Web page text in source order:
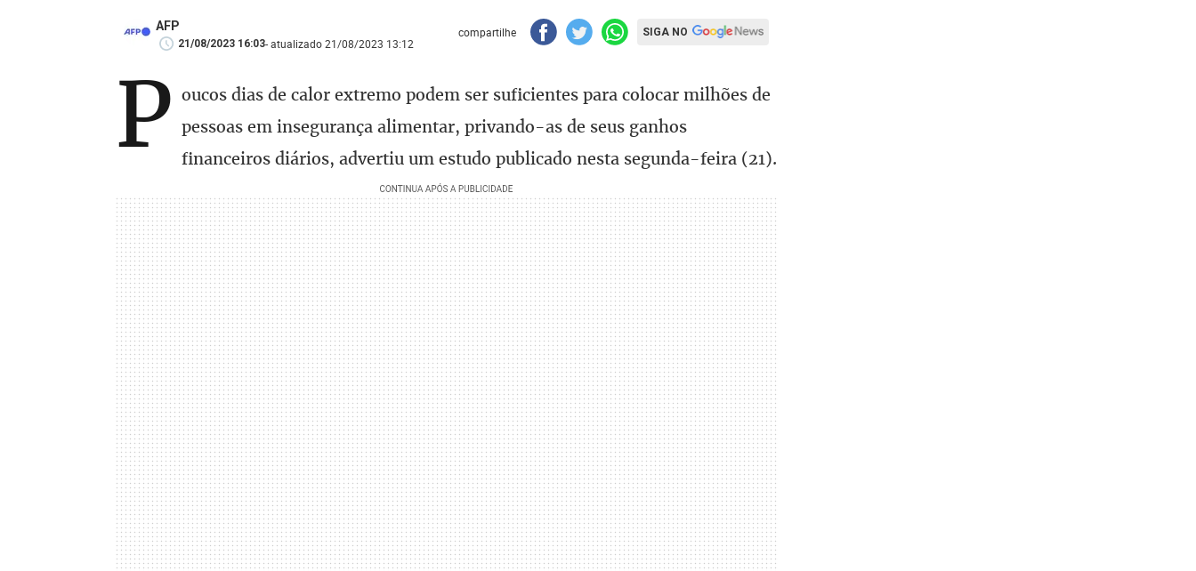
AFP
21/08/2023 16:03- atualizado 21/08/2023 13:12
compartilhe SIGA NO
P oucos dias de calor extremo podem ser suficientes para colocar milhões de
pessoas em insegurança alimentar, privando-as de seus ganhos
financeiros diários, advertiu um estudo publicado nesta segunda-feira (21).